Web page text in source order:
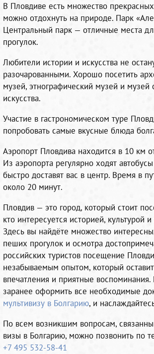
В Пловдиве есть множество
можно отдохнуть на природе. Парк
Центральный парк — отличные места
прогулок.
Любители истории и искусства не
разочарованными. Хорошо посетить
музей, этнографический музей и музей
искусства.
Участие в гастрономическом туре
попробовать самые вкусные блюда
Аэропорт Пловдива находится в 10 км
Из аэропорта регулярно ходят
быстро доставят вас в центр. Время в
около 20 минут.
Пловдив — это город, который стоит
кто интересуется историей, культурой
Здесь вы найдёте множество
пеших прогулок и осмотра
российских туристов посещение
незабываемым опытом, который
впечатления и приятные воспоминания.
заранее оформить все необходимые
мультивизу в Болгарию, и
По всем возникшим вопросам,
визы в Болгарию, можно позвонить по
+7 495 532-58-41